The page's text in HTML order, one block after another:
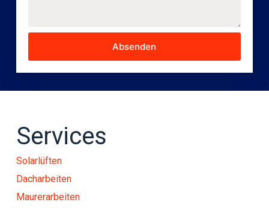
Absenden
Services
Solarlüften
Dacharbeiten
Maurerarbeiten